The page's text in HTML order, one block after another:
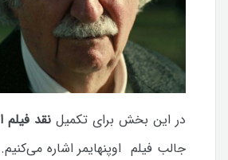
در این بخش برای تکمیل نقد فیلم
جالب فیلم اوپنهایمر اشاره می‌کنیم.